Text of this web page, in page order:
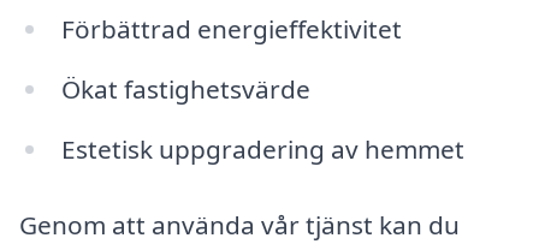
Förbättrad energieffektivitet
Ökat fastighetsvärde
Estetisk uppgradering av hemmet
Genom att använda vår tjänst kan du